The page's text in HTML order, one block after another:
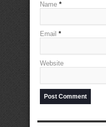
Name *
Email *
Website